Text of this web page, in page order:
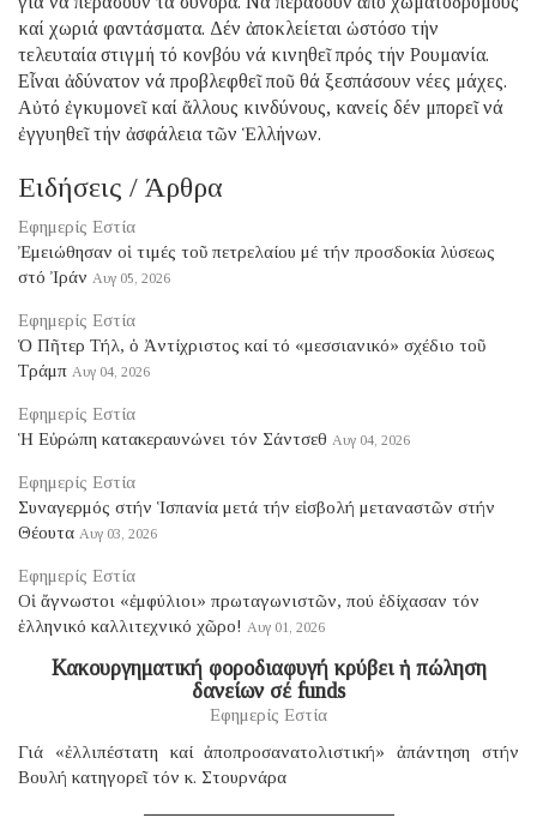
καί χωριά φαντάσματα. Δέν ἀποκλείεται ὡστόσο τήν
τελευταία στιγμή τό κονβόυ νά κινηθεῖ πρός τήν Ρουμανία.
Εἶναι ἀδύνατον νά προβλεφθεῖ ποῦ θά ξεσπάσουν νέες μάχες.
Αὐτό ἐγκυμονεῖ καί ἄλλους κινδύνους, κανείς δέν μπορεῖ νά
ἐγγυηθεῖ τήν ἀσφάλεια τῶν Ἑλλήνων.
Ειδήσεις / Άρθρα
Εφημερίς Εστία
Ἐμειώθησαν οἱ τιμές τοῦ πετρελαίου μέ τήν προσδοκία λύσεως
στό Ἰράν Αυγ 05, 2026
Εφημερίς Εστία
Ὁ Πῆτερ Τήλ, ὁ Ἀντίχριστος καί τό «μεσσιανικό» σχέδιο τοῦ
Τράμπ Αυγ 04, 2026
Εφημερίς Εστία
Ἡ Εὐρώπη κατακεραυνώνει τόν Σάντσεθ Αυγ 04, 2026
Εφημερίς Εστία
Συναγερμός στήν Ἱσπανία μετά τήν εἰσβολή μεταναστῶν στήν
Θέουτα Αυγ 03, 2026
Εφημερίς Εστία
Οἱ ἄγνωστοι «ἐμφύλιοι» πρωταγωνιστῶν, πού ἐδίχασαν τόν
ἑλληνικό καλλιτεχνικό χῶρο! Αυγ 01, 2026
Κακουργηματική φοροδιαφυγή κρύβει ἡ πώληση
δανείων σέ funds
Εφημερίς Εστία
Γιά «ἐλλιπέστατη καί ἀποπροσανατολιστική» ἀπάντηση στήν
Βουλή κατηγορεῖ τόν κ. Στουρνάρα